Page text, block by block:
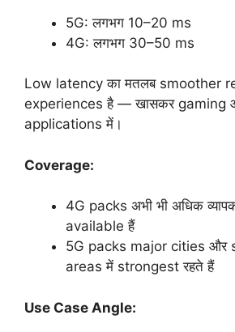
5G: लगभग 10–20 ms
4G: लगभग 30–50 ms
Low latency का मतलब smoother
experiences है — खासकर gaming
applications में।
Coverage:
4G packs अभी भी अधिक व्यापक
available हैं
5G packs major cities और
areas में strongest रहते हैं
Use Case Angle: